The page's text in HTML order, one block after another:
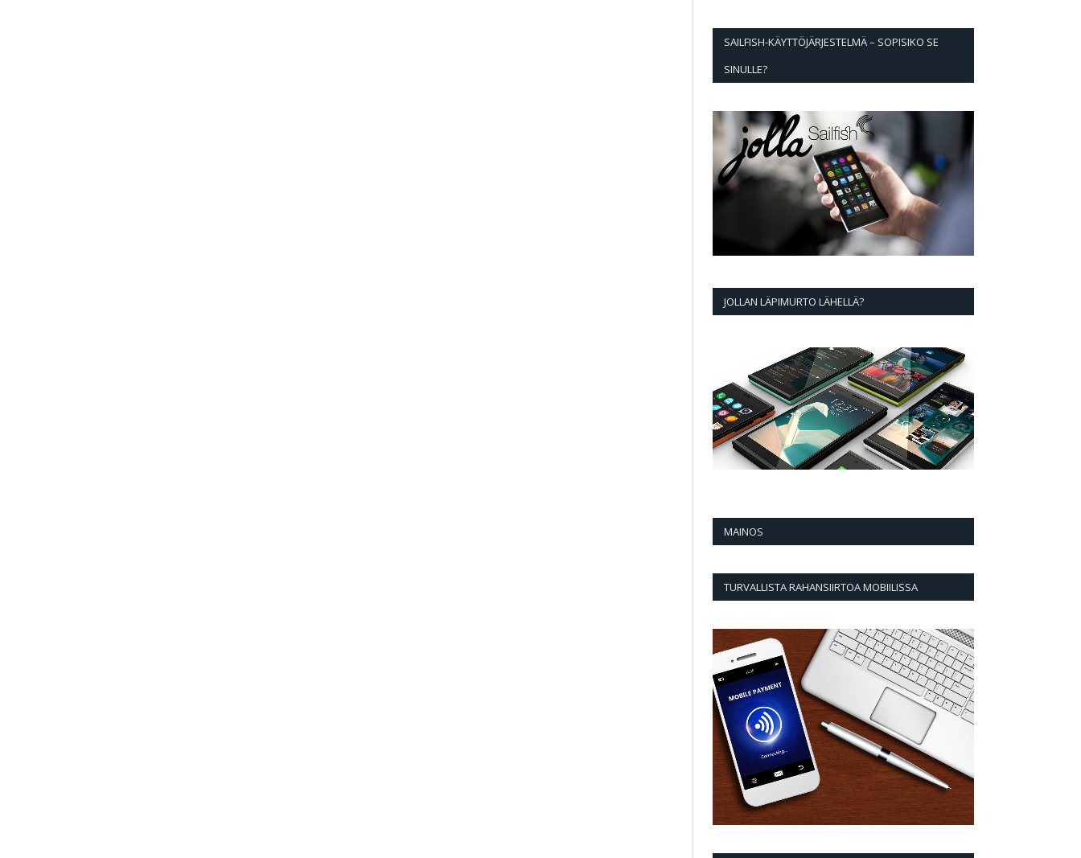
SAILFISH-KÄYTTÖJÄRJESTELMÄ – SOPISIKO SE
SINULLE?
JOLLAN LÄPIMURTO LÄHELLÄ?
MAINOS
TURVALLISTA RAHANSIIRTOA MOBIILISSA